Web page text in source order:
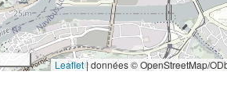
Leaflet|données © OpenStreetMap/